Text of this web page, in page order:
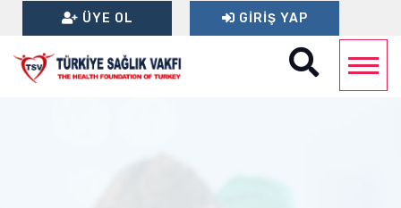
ÜYE OL GIRIŞ YAP